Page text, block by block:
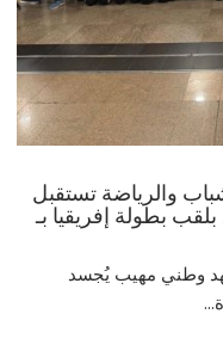
والرياضة تستقبل
بلقب بطولة إفريقيا بـ
وطني مهيب يُجسد